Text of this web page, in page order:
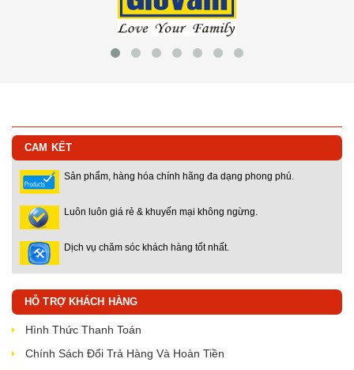
CAM KẾT
Sản phẩm, hàng hóa chính hãng đa dạng phong phú.
Luôn luôn giá rẻ & khuyến mại không ngừng.
Dịch vụ chăm sóc khách hàng tốt nhất.
HỖ TRỢ KHÁCH HÀNG
Hình Thức Thanh Toán
Chính Sách Đổi Trả Hàng Và Hoàn Tiền